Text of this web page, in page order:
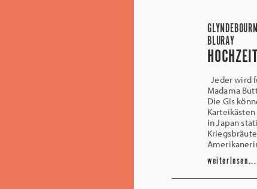
BLURAY
Jeder wird
Madama
Die GIs
in Japan
weiterlesen...